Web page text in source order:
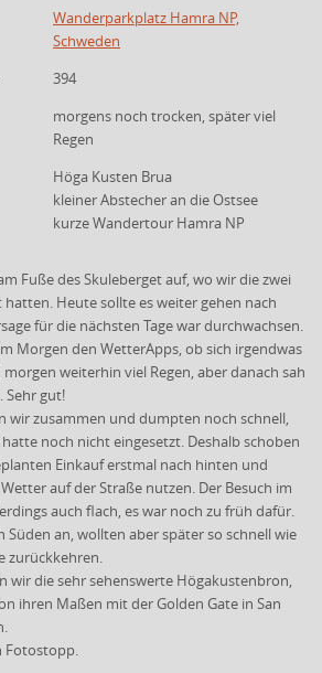
Wanderparkplatz Hamra NP,
Schweden
394
morgens noch trocken, später viel
Regen
Höga Kusten Brua
kleiner Abstecher an die Ostsee
kurze Wandertour Hamra NP
Fuße des Skuleberget auf, wo wir die zwei
Heute sollte es weiter gehen nach
für die nächsten Tage wardurchwachsen.
Morgen den WetterApps, ob sich irgendwas
weiterhin viel Regen, aber danach sah
Sehr gut!
wir zusammen und dumpten noch schnell,
noch nicht eingesetzt. Deshalb schoben
Einkauf erstmal nach hinten und
auf der Straße nutzen. Der Besuch im
auch flach, es war noch zu früh dafür.
Süden an, wollten aber später so schnell wie
zurückkehren.
wir die sehr sehenswerte Högakustenbron,
ihren Maßen mit der Golden Gate in San
Fotostopp.